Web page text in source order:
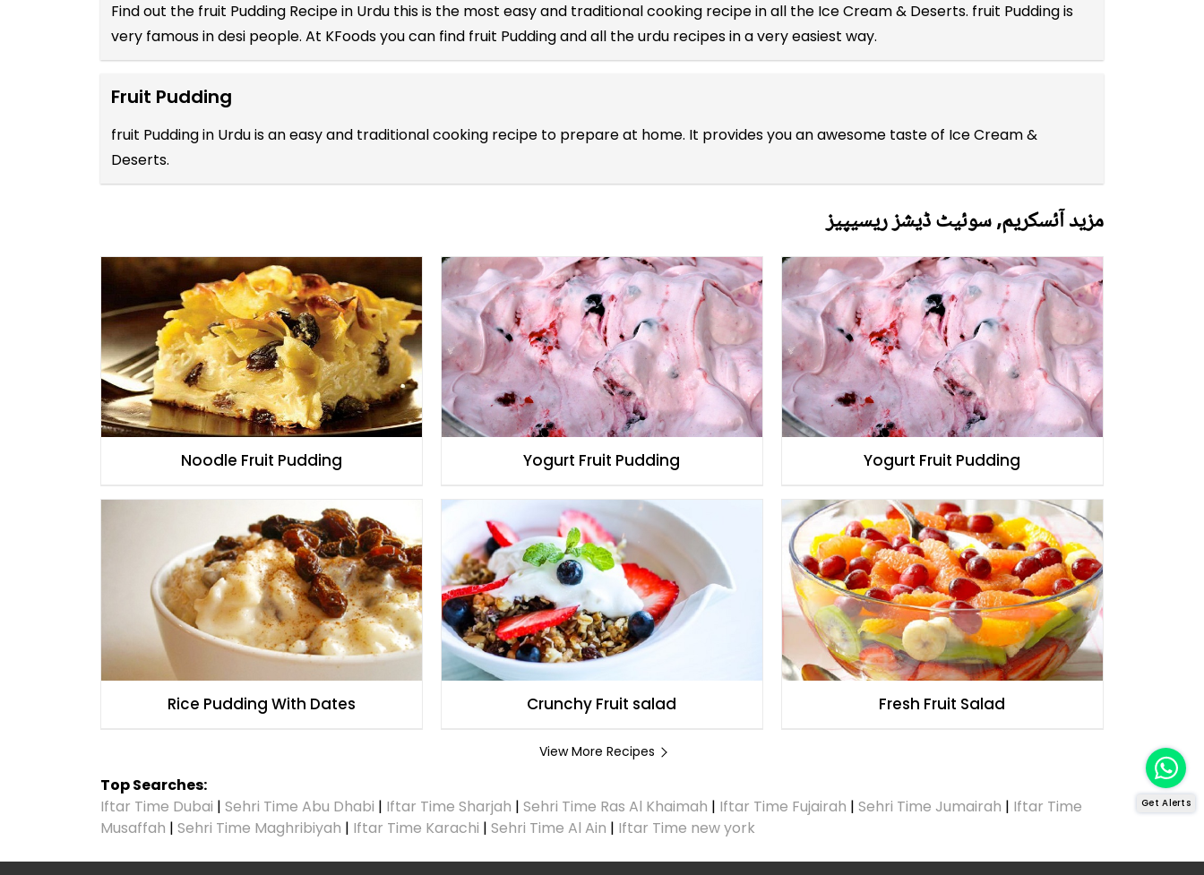
Find out the fruit Pudding Recipe in Urdu this is the most easy and traditional cooking recipe in all the Ice Cream & Deserts. fruit Pudding is
very famous in desi people. At KFoods you can find fruit Pudding and all theurdu recipesin a very easiest way.
Fruit Pudding
fruit Pudding in Urdu is an easy and traditional cooking recipe to prepare at home. It provides you an awesome taste of Ice Cream &
Deserts.
مزید آئسکریم, سوئیٹ ڈیشز ریسیپیز
Noodle Fruit Pudding Yogurt Fruit Pudding Yogurt Fruit Pudding
Rice Pudding With Dates Crunchy Fruit salad Fresh Fruit Salad
View More Recipes
Top Searches:
Iftar Time Dubai | Sehri Time Abu Dhabi | Iftar Time Sharjah | Sehri Time Ras Al Khaimah | Iftar Time Fujairah | Sehri Time Jumairah | Iftar Time
Musaffah | Sehri Time Maghribiyah | Iftar Time Karachi | Sehri Time Al Ain | Iftar Time new york
Get Alerts